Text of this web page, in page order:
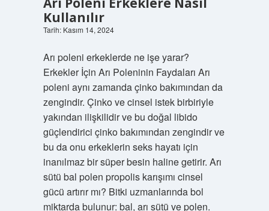
Kullanılır
Tarih: Kasım 14, 2024
Arı poleni erkeklerde ne işe yarar?
Erkekler İçin Arı Poleninin Faydaları Arı
poleni aynı zamanda çinko bakımından da
zengindir. Çinko ve cinsel istek birbiriyle
yakından ilişkilidir ve bu doğal libido
güçlendirici çinko bakımından zengindir ve
bu da onu erkeklerin seks hayatı için
inanılmaz bir süper besin haline getirir. Arı
sütü bal polen propolis karışımı cinsel
gücü artırır mı? Bitki uzmanlarında bol
miktarda bulunur: bal, arı sütü ve polen.